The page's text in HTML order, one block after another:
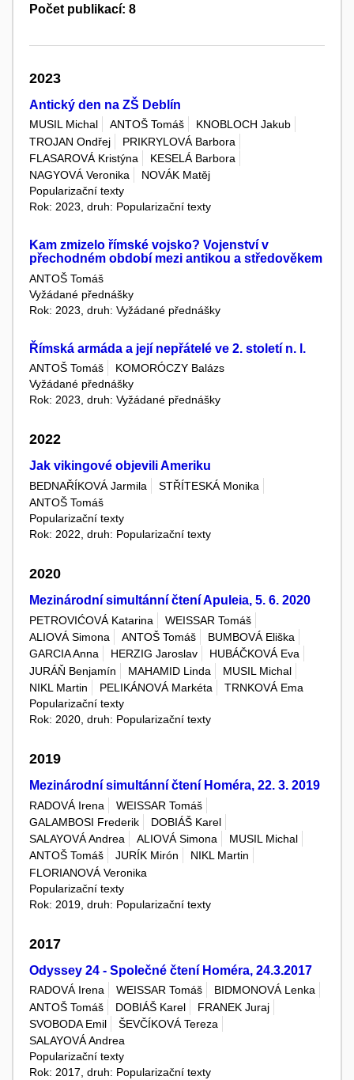
Počet publikací: 8
2023
Antický den na ZŠ Deblín
MUSIL Michal ANTOŠ Tomáš
KNOBLOCH Jakub
TROJAN Ondřej
PRIKRYLOVÁ Barbora
FLASAROVÁ Kristýna
KESELÁ Barbora
NAGYOVÁ Veronika
NOVÁK Matěj
Popularizační texty
Rok: 2023, druh: Popularizační texty
Kam zmizelo římské vojsko? Vojenství v
přechodném období mezi antikou a středověkem
ANTOŠ Tomáš
Vyžádané přednášky
Rok: 2023, druh: Vyžádané přednášky
Římská armáda a její nepřátelé ve 2. století n. l.
ANTOŠ Tomáš
KOMORÓCZY Balázs
Vyžádané přednášky
Rok: 2023, druh: Vyžádané přednášky
2022
Jak vikingové objevili Ameriku
BEDNAŘÍKOVÁ Jarmila
STŘÍTESKÁ Monika
ANTOŠ Tomáš
Popularizační texty
Rok: 2022, druh: Popularizační texty
2020
Mezinárodní simultánní čtení Apuleia, 5. 6. 2020
PETROVIĆOVÁ Katarina
WEISSAR Tomáš
ALIOVÁ Simona
ANTOŠ Tomáš
BUMBOVÁ Eliška
GARCIA Anna
HERZIG Jaroslav
HUBÁČKOVÁ Eva
JURÁŇ Benjamín
MAHAMID Linda
MUSIL Michal
NIKL Martin
PELIKÁNOVÁ Markéta
TRNKOVÁ Ema
Popularizační texty
Rok: 2020, druh: Popularizační texty
2019
Mezinárodní simultánní čtení Homéra, 22. 3. 2019
RADOVÁ Irena
WEISSAR Tomáš
GALAMBOSI Frederik
DOBIÁŠ Karel
SALAYOVÁ Andrea
ALIOVÁ Simona
MUSIL Michal
ANTOŠ Tomáš
JURÍK Mirón
NIKL Martin
FLORIANOVÁ Veronika
Popularizační texty
Rok: 2019, druh: Popularizační texty
2017
Odyssey 24 - Společné čtení Homéra, 24.3.2017
RADOVÁ Irena WEISSAR Tomáš
BIDMONOVÁ Lenka
ANTOŠ Tomáš
DOBIÁŠ Karel
FRANEK Juraj
SVOBODA Emil
ŠEVČÍKOVÁ Tereza
SALAYOVÁ Andrea
Popularizační texty
Rok: 2017, druh: Popularizační texty